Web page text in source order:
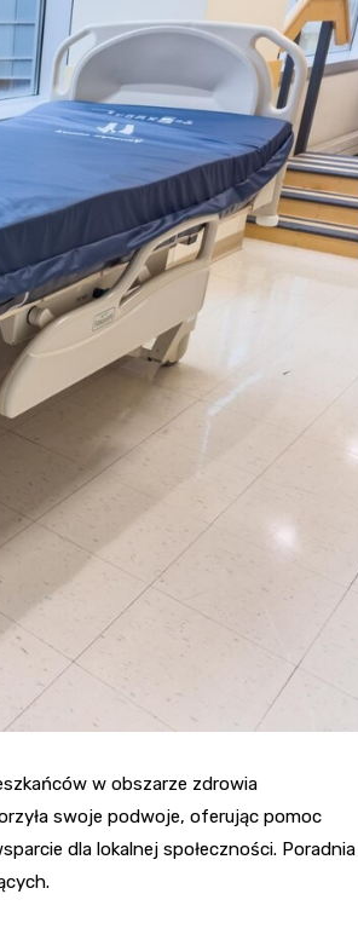
Kosmetyczka
w obszarze zdrowia
swoje podwoje, oferując pomoc
dla lokalnej społeczności. Poradnia